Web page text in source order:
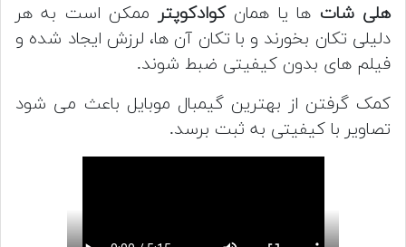
هلی شات ها یا همانکوادکوپتر ممکن است به هر
دلیلی تکان بخورند و با تکان آن ها، لرزش ایجاد شده و
فیلم های بدون کیفیتی ضبط شوند.
کمک گرفتن از بهترین گیمبال موبایل باعث می شود
تصاویر با کیفیتی به ثبت برسد.